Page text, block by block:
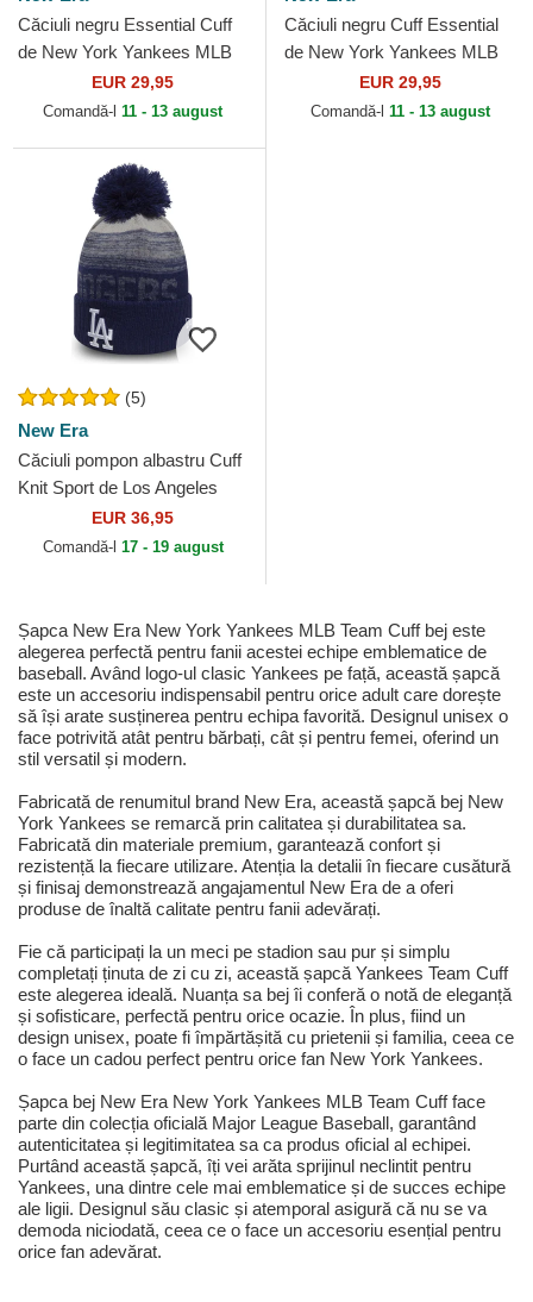
Căciuli negru Essential Cuff
de New York Yankees MLB
de New EraEUR 29,95
Comandă-l 11 - 13 august
Căciuli negru Cuff Essential
de New York Yankees MLB
de New EraEUR 29,95
Comandă-l 11 - 13 august
(5)
New Era
Căciuli pompon albastru Cuff
Knit Sport de Los Angeles
Dodgers MLB de New Era
EUR 36,95
Comandă-l 17 - 19 august
Șapca New Era New York Yankees MLB Team Cuff bej este
alegerea perfectă pentru fanii acestei echipe emblematice de
baseball. Având logo-ul clasic Yankees pe față, această șapcă
este un accesoriu indispensabil pentru orice adult care dorește
să își arate susținerea pentru echipa favorită. Designul unisex o
face potrivită atât pentru bărbați, cât și pentru femei, oferind un
stil versatil și modern.
Fabricată de renumitul brand New Era, această șapcă bej New
York Yankees se remarcă prin calitatea și durabilitatea sa.
Fabricată din materiale premium, garantează confort și
rezistență la fiecare utilizare. Atenția la detalii în fiecare cusătură
și finisaj demonstrează angajamentul New Era de a oferi
produse de înaltă calitate pentru fanii adevărați.
Fie că participați la un meci pe stadion sau pur și simplu
completați ținuta de zi cu zi, această șapcă Yankees Team Cuff
este alegerea ideală. Nuanța sa bej îi conferă o notă de eleganță
și sofisticare, perfectă pentru orice ocazie. În plus, fiind un
design unisex, poate fi împărtășită cu prietenii și familia, ceea ce
o face un cadou perfect pentru orice fan New York Yankees.
Șapca bej New Era New York Yankees MLB Team Cuff face
parte din colecția oficială Major League Baseball, garantând
autenticitatea și legitimitatea sa ca produs oficial al echipei.
Purtând această șapcă, îți vei arăta sprijinul neclintit pentru
Yankees, una dintre cele mai emblematice și de succes echipe
ale ligii. Designul său clasic și atemporal asigură că nu se va
demoda niciodată, ceea ce o face un accesoriu esențial pentru
orice fan adevărat.